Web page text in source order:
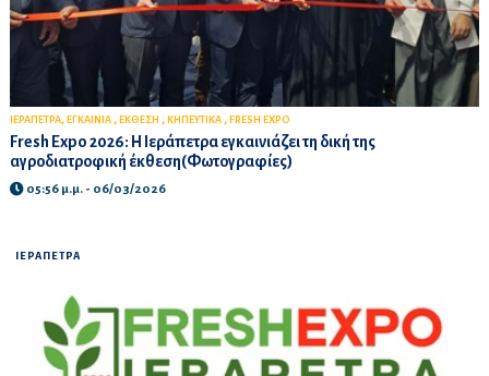
ΙΕΡΑΠΕΤΡΑ, ΕΓΚΑΙΝΙΑ , ΕΚΘΕΣΗ , ΚΗΠΕΥΤΙΚΑ , FRESH EXPO
Fresh Expo 2026: Η Ιεράπετρα εγκαινιάζει τη δική της
αγροδιατροφική έκθεση(Φωτογραφίες)
05:56 μ.μ. - 06/03/2026
ΙΕΡΑΠΕΤΡΑ